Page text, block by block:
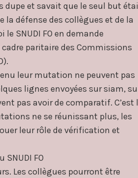
dupe et savait que le seul but
la défense des collègues et de la
SNUDI FO en demande
paritaire des Commissions
leur mutation ne peuvent pas
lignes envoyées sur siam,
pas avoir de comparatif. C’est
ne se réunissant plus, les
leur rôle de vérification et
FO
Les collègues pourront être